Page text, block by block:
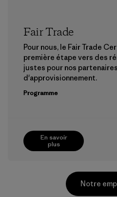
En savoir
plus
Fair Trade
Pour nous, le Fair Trade
première étape vers des
justes pour nos
d'approvisionnement.
Programme
Notre